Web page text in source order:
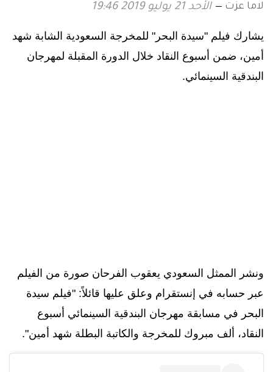
لاما عزت الأحد 21 يوليو 2019 19:46
يشارك فيلم "سيدة البحر" للمخرجة السعودية الشابة شهد
أمين، ضمن أسبوع النقاد خلال الدورة المقبلة لمهرجان
البندقية السينمائي.
ونشر الممثل السعودي يعقوب الفرحان صورة من الفيلم
عبر حسابه في إنستقرام وعلق عليها قائلاً: "فيلم سيدة
البحر في مسابقة مهرجان البندقية السينمائي أسبوع
النقاد، ألف مبروك للمخرجة والكاتبة البطلة شهد أمين".